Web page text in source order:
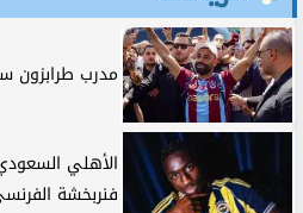
مدرب طرابزون
الأهلي
فنربخشة